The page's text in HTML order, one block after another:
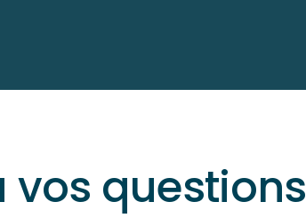
vos questions